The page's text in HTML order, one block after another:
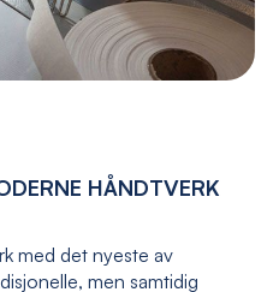
HÅNDTVERK
med det nyeste av
men samtidig